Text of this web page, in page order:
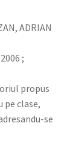
ADRIAN
;
propus
pe clase,
se